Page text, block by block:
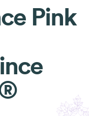
Pink